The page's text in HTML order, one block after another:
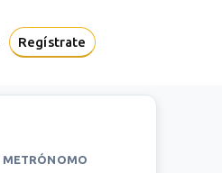
Regístrate
METRÓNOMO